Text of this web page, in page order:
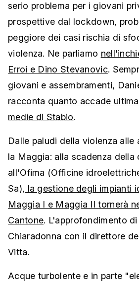
serio problema per i giovani
prospettive dal lockdown,
peggiore dei casi rischia di
violenza. Ne parliamo
Erroi e Dino Stevanovic.
giovani e assembramenti,
racconta quanto accade
medie di Stabio.
Dalle paludi della violenza alle
la Maggia: alla scadenza della
all'Ofima (Officine
Sa), la gestione degli impianti
Maggia I e Maggia II tornerà
Cantone. L'approfondimento
Chiaradonna con il direttore
Vitta.
Acque turbolente e in parte